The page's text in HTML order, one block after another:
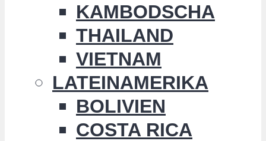
KAMBODSCHA
THAILAND
VIETNAM
LATEINAMERIKA
BOLIVIEN
COSTA RICA